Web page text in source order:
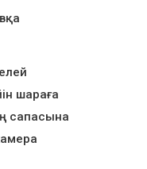
шараға
сапасына